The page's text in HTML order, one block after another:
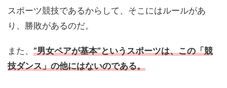
スポーツ競技であるからして、そこにはルールがあ
り、勝敗があるのだ。
また、 ”男女ペアが基本”というスポーツは、この「競
技ダンス」の他にはないのである。